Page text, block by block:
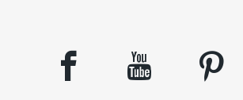
facebook youtube pinterest